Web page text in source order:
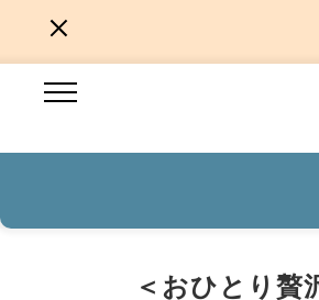
＜おひとり贅